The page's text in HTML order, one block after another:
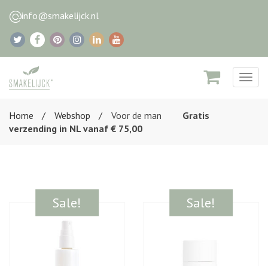
info@smakelijck.nl
Home
Webshop Voor de man
Gratis
verzending in NL vanaf € 75,00
Sale! Sale!